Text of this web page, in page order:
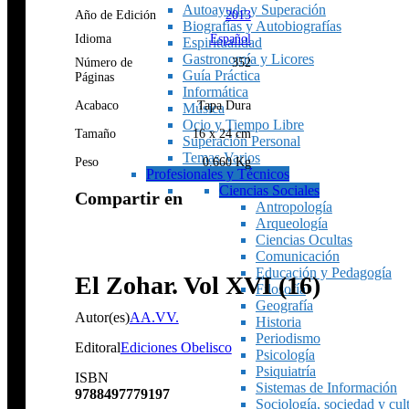
Autoayuda y Superación
Biografías y Autobiografías
Espiritualidad
Gastronomía y Licores
Guía Práctica
Informática
Música
Ocio y Tiempo Libre
Superación Personal
Temas Varios
Profesionales y Técnicos
Ciencias Sociales
Antropología
Arqueología
Ciencias Ocultas
Comunicación
Educación y Pedagogía
Filosofía
Geografía
Historia
Periodismo
Psicología
Psiquiatría
Sistemas de Información
Sociología, sociedad y
Año de Edición
2013
Idioma
Español
Número de
Páginas
352
Acabaco Tapa Dura
Tamaño 16 x 24 cm
Peso 0.660 Kg
Compartir en
El Zohar. Vol XVI (16)
Autor(es)AA.VV.
EditoralEdiciones Obelisco
ISBN
9788497779197